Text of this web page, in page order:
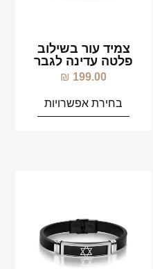
צמיד עור בשילוב
פלטה עדינה לגבר
199.00
₪
בחירת אפשרויות